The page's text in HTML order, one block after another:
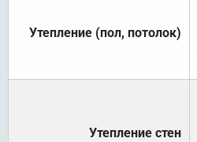
Утепление (пол, потолок)
Утепление стен